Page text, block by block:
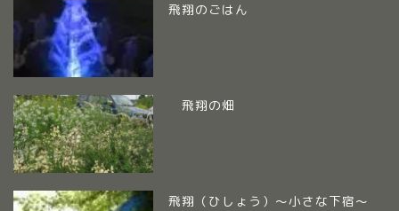
飛翔のごはん
飛翔の畑
飛翔（ひしょう）～小さな下宿～